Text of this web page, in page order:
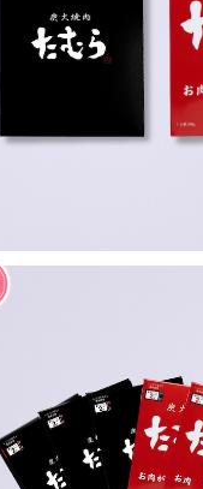
【お得・ゆうパケットポスト
て！おためし2食セット
¥910
【お得・送料無料】6食セッ
¥3,600